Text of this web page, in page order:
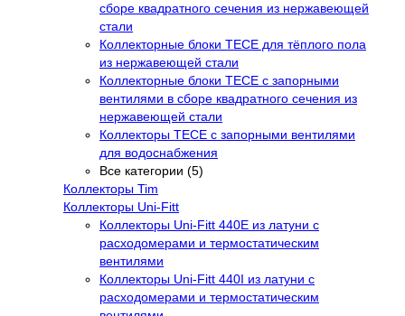
сборе квадратного сечения из нержавеющей
стали
Коллекторные блоки TECE для тёплого пола
из нержавеющей стали
Коллекторные блоки TECE с запорными
вентилями в сборе квадратного сечения из
нержавеющей стали
Коллекторы TECE с запорными вентилями
для водоснабжения
Все категории (5)
Коллекторы Tim
Коллекторы Uni-Fitt
Коллекторы Uni-Fitt 440E из латуни с
расходомерами и термостатическим
вентилями
Коллекторы Uni-Fitt 440I из латуни с
расходомерами и термостатическим